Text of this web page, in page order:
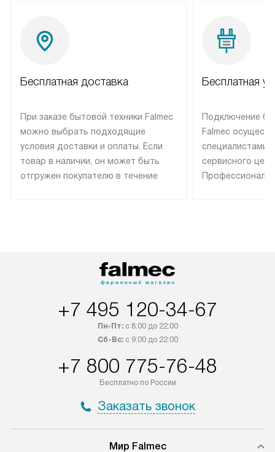
Бесплатная доставка
При заказе бытовой техники Falmec
можно выбрать подходящие
условия доставки и оплаты. Если
товар в наличии, он может быть
отгружен покупателю в течение
Бесплатная
Подключение
Falmec
специалистами
сервисного
+7 495 120-34-67
Пн-Пт:с 8:00 до 22:00
Сб-Вс:с 9:00 до 22:00
+7 800 775-76-48
Бесплатно по России
Заказать звонок
Мир Falmec